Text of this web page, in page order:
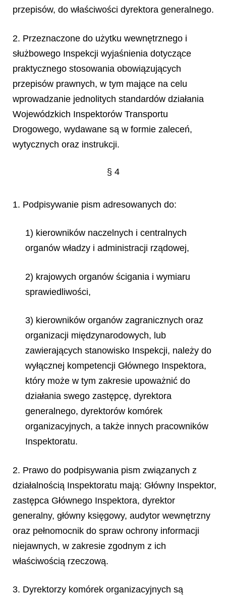
przepisów, do właściwości dyrektora generalnego.
2. Przeznaczone do użytku wewnętrznego i
służbowego Inspekcji wyjaśnienia dotyczące
praktycznego stosowania obowiązujących
przepisów prawnych, w tym mające na celu
wprowadzanie jednolitych standardów działania
Wojewódzkich Inspektorów Transportu
Drogowego, wydawane są w formie zaleceń,
wytycznych oraz instrukcji.
§ 4
1. Podpisywanie pism adresowanych do:
1) kierowników naczelnych i centralnych
organów władzy i administracji rządowej,
2) krajowych organów ścigania i wymiaru
sprawiedliwości,
3) kierowników organów zagranicznych oraz
organizacji międzynarodowych, lub
zawierających stanowisko Inspekcji, należy do
wyłącznej kompetencji Głównego Inspektora,
który może w tym zakresie upoważnić do
działania swego zastępcę, dyrektora
generalnego, dyrektorów komórek
organizacyjnych, a także innych pracowników
Inspektoratu.
2. Prawo do podpisywania pism związanych z
działalnością Inspektoratu mają: Główny Inspektor,
zastępca Głównego Inspektora, dyrektor
generalny, główny księgowy, audytor wewnętrzny
oraz pełnomocnik do spraw ochrony informacji
niejawnych, w zakresie zgodnym z ich
właściwością rzeczową.
3. Dyrektorzy komórek organizacyjnych są